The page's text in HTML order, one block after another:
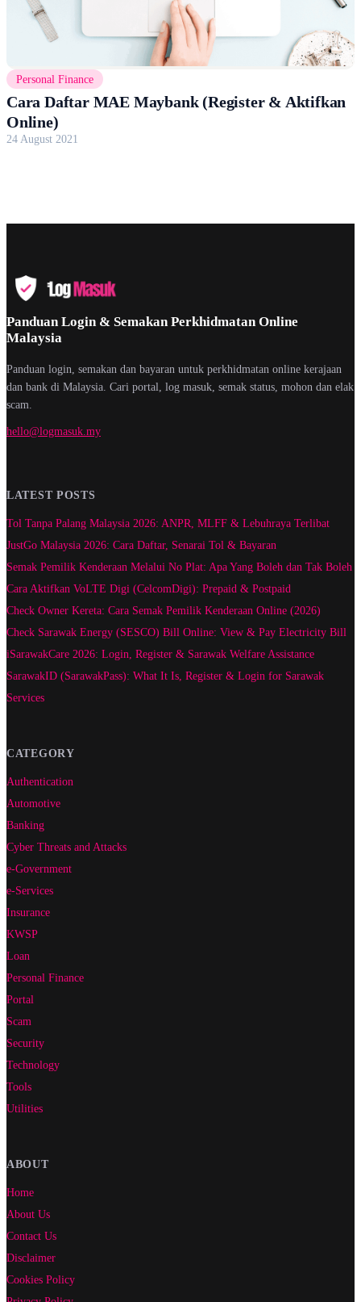
Personal Finance
Cara Daftar MAE Maybank (Register & Aktifkan
Online)
24 August 2021
Panduan Login & Semakan Perkhidmatan Online
Malaysia
Panduan login, semakan dan bayaran untuk perkhidmatan online kerajaan
dan bank di Malaysia. Cari portal, log masuk, semak status, mohon dan elak
scam.
hello@logmasuk.my
LATEST POSTS
Tol Tanpa Palang Malaysia 2026: ANPR, MLFF & Lebuhraya Terlibat
JustGo Malaysia 2026: Cara Daftar, Senarai Tol & Bayaran
Semak Pemilik Kenderaan Melalui No Plat: Apa Yang Boleh dan Tak Boleh
Cara Aktifkan VoLTE Digi (CelcomDigi): Prepaid & Postpaid
Check Owner Kereta: Cara Semak Pemilik Kenderaan Online (2026)
Check Sarawak Energy (SESCO) Bill Online: View & Pay Electricity Bill
iSarawakCare 2026: Login, Register & Sarawak Welfare Assistance
SarawakID (SarawakPass): What It Is, Register & Login for Sarawak
Services
CATEGORY
Authentication
Automotive
Banking
Cyber Threats and Attacks
e-Government
e-Services
Insurance
KWSP
Loan
Personal Finance
Portal
Scam
Security
Technology
Tools
Utilities
ABOUT
Home
About Us
Contact Us
Disclaimer
Cookies Policy